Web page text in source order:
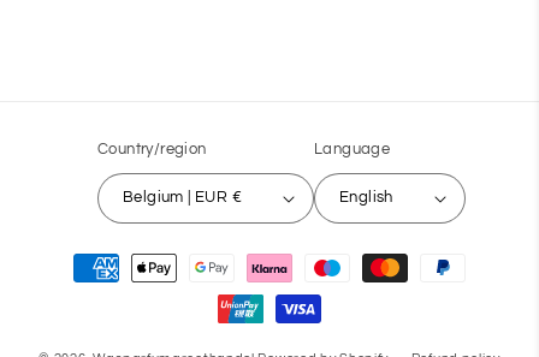
Country/region
Belgium | EUR €
Language
English
Payment
methods